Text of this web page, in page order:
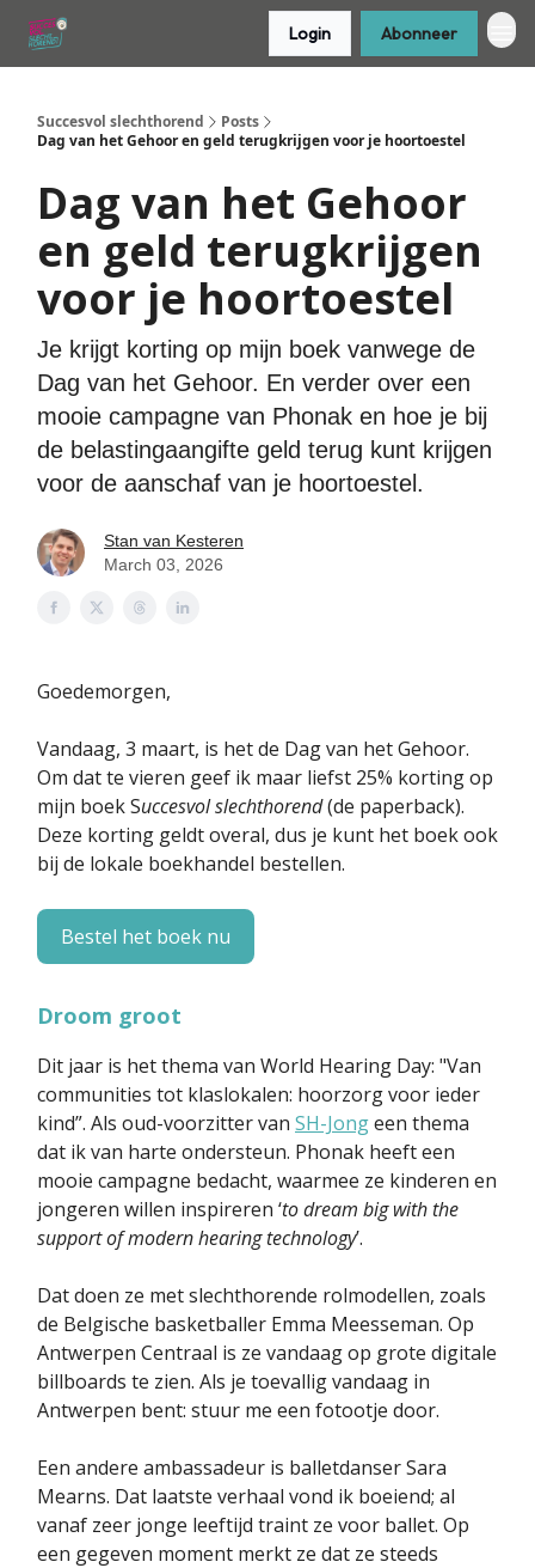
Login Abonneer
Succesvol slechthorend
Posts
Dag van het Gehoor en geld terugkrijgen voor je hoortoestel
Dag van het Gehoor
en geld terugkrijgen
voor je hoortoestel
Je krijgt korting op mijn boek vanwege de
Dag van het Gehoor. En verder over een
mooie campagne van Phonak en hoe je bij
de belastingaangifte geld terug kunt krijgen
voor de aanschaf van je hoortoestel.
Stan van Kesteren
March 03, 2026
Goedemorgen,
Vandaag, 3 maart, is het de Dag van het Gehoor.
Om dat te vieren geef ik maar liefst 25% korting op
mijn boek Succesvol slechthorend(de paperback).
Deze korting geldt overal, dus je kunt het boek ook
bij de lokale boekhandel bestellen.
Bestel het boek nu
Droom groot
Dit jaar is het thema van World Hearing Day: "Van
communities tot klaslokalen: hoorzorg voor ieder
kind”. Als oud-voorzitter van SH-Jongeen thema
dat ik van harte ondersteun. Phonak heeft een
mooie campagne bedacht, waarmee ze kinderen en
jongeren willen inspireren ‘to dream big with the
support of modern hearing technology’.
Dat doen ze met slechthorende rolmodellen, zoals
de Belgische basketballer Emma Meesseman. Op
Antwerpen Centraal is ze vandaag op grote digitale
billboards te zien. Als je toevallig vandaag in
Antwerpen bent: stuur me een fotootje door.
Een andere ambassadeur is balletdanser Sara
Mearns. Dat laatste verhaal vond ik boeiend; al
vanaf zeer jonge leeftijd traint ze voor ballet. Op
een gegeven moment merkt ze dat ze steeds